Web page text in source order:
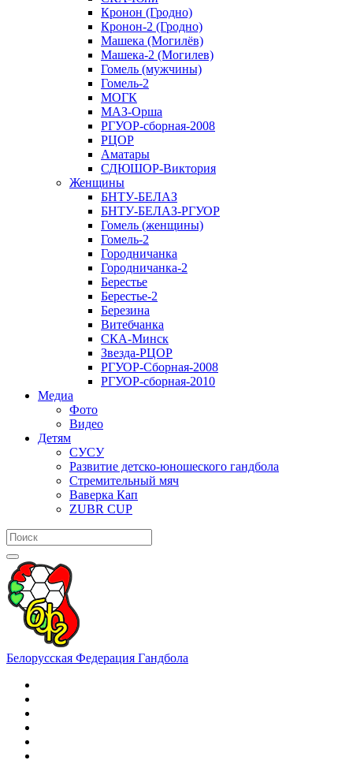
Кронон (Гродно)
Кронон-2 (Гродно)
Машека (Могилёв)
Машека-2 (Могилев)
Гомель (мужчины)
Гомель-2
МОГК
МАЗ-Орша
РГУОР-сборная-2008
РЦОР
Аматары
СДЮШОР-Виктория
Женщины
БНТУ-БЕЛАЗ
БНТУ-БЕЛАЗ-РГУОР
Гомель (женщины)
Гомель-2
Городничанка
Городничанка-2
Берестье
Берестье-2
Березина
Витебчанка
СКА-Минск
Звезда-РЦОР
РГУОР-Сборная-2008
РГУОР-сборная-2010
Медиа
Фото
Видео
Детям
СУСУ
Развитие детско-юношеского гандбола
Стремительный мяч
Ваверка Кап
ZUBR CUP
Белорусская Федерация Гандбола